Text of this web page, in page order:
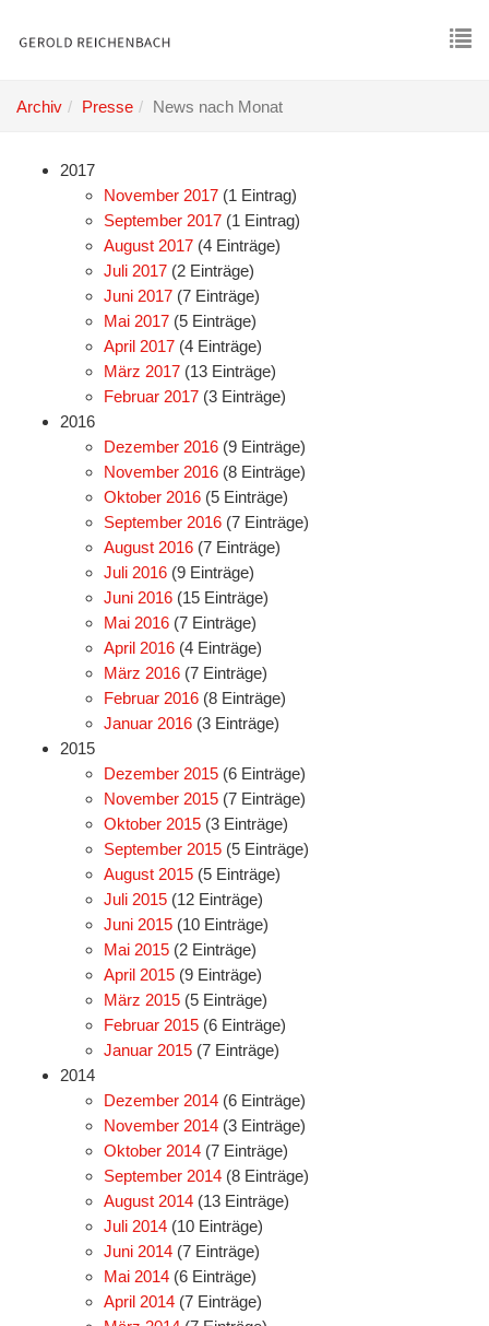
Archiv Presse News nach Monat
2017
November 2017 (1 Eintrag)
September 2017 (1 Eintrag)
August 2017 (4 Einträge)
Juli 2017 (2 Einträge)
Juni 2017 (7 Einträge)
Mai 2017 (5 Einträge)
April 2017 (4 Einträge)
März 2017 (13 Einträge)
Februar 2017 (3 Einträge)
2016
Dezember 2016 (9 Einträge)
November 2016 (8 Einträge)
Oktober 2016 (5 Einträge)
September 2016 (7 Einträge)
August 2016 (7 Einträge)
Juli 2016 (9 Einträge)
Juni 2016 (15 Einträge)
Mai 2016 (7 Einträge)
April 2016 (4 Einträge)
März 2016 (7 Einträge)
Februar 2016 (8 Einträge)
Januar 2016 (3 Einträge)
2015
Dezember 2015 (6 Einträge)
November 2015 (7 Einträge)
Oktober 2015 (3 Einträge)
September 2015 (5 Einträge)
August 2015 (5 Einträge)
Juli 2015 (12 Einträge)
Juni 2015 (10 Einträge)
Mai 2015 (2 Einträge)
April 2015 (9 Einträge)
März 2015 (5 Einträge)
Februar 2015 (6 Einträge)
Januar 2015 (7 Einträge)
2014
Dezember 2014 (6 Einträge)
November 2014 (3 Einträge)
Oktober 2014 (7 Einträge)
September 2014 (8 Einträge)
August 2014 (13 Einträge)
Juli 2014 (10 Einträge)
Juni 2014 (7 Einträge)
Mai 2014 (6 Einträge)
April 2014 (7 Einträge)